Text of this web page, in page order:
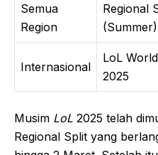
Semua
Region
Regional
(Summer)
Internasional
LoL
2025
Musim LoL 2025 telah
Regional Split yang